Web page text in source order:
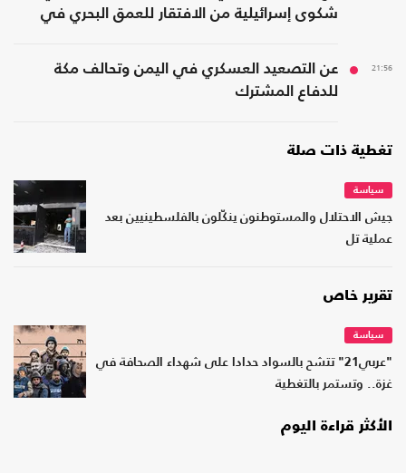
شكوى إسرائيلية من الافتقار للعمق البحري في
21:56
عن التصعيد العسكري في اليمن وتحالف مكة
للدفاع المشترك
تغطية ذات صلة
سياسة
جيش الاحتلال والمستوطنون ينكّلون بالفلسطينيين بعد
عملية تل
تقرير خاص
سياسة
"عربي21" تتشح بالسواد حدادا على شهداء الصحافة في
غزة.. وتستمر بالتغطية
الأكثر قراءة اليوم